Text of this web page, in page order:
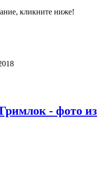
кликните ниже!
- фото из